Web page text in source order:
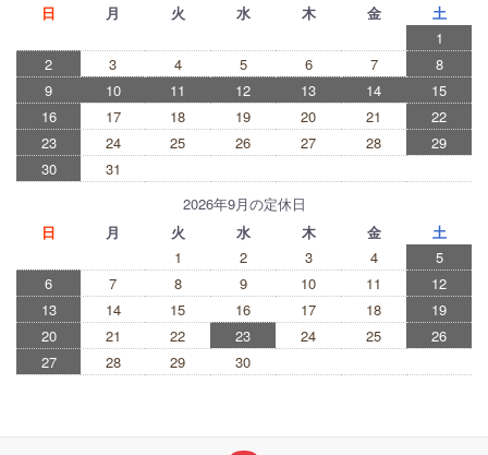
日
月 火 水 木 金
土
1
2
3 4 5 6 7
8
9
10 11 12 13 14
15
16
17 18 19 20 21
22
23
24 25 26 27 28
29
30
31
2026年9月の定休日
日
月 火 水 木 金
土
1
2 3 4
5
6
7 8 9 10 11
12
13
14 15 16 17 18
19
20
21 22 23 24 25
26
27
28 29 30